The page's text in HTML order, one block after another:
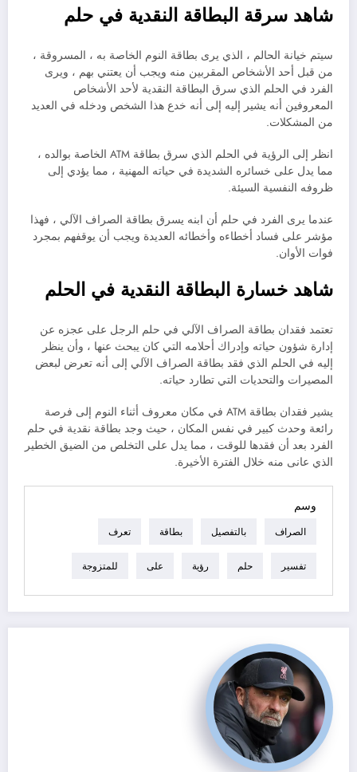
شاهد سرقة البطاقة النقدية في حلم
سيتم خيانة الحالم ، الذي يرى بطاقة النوم الخاصة به ، المسروقة ،
من قبل أحد الأشخاص المقربين منه ويجب أن يعتني بهم ، ويرى
الفرد في الحلم الذي سرق البطاقة النقدية لأحد الأشخاص
المعروفين أنه يشير إليه إلى أنه خدع هذا الشخص ودخله في العديد
من المشكلات.
انظر إلى الرؤية في الحلم الذي سرق بطاقة ATM الخاصة بوالده ،
مما يدل على خسائره الشديدة في حياته المهنية ، مما يؤدي إلى
ظروفه النفسية السيئة.
عندما يرى الفرد في حلم أن ابنه يسرق بطاقة الصراف الآلي ، فهذا
مؤشر على فساد أخطاءه وأخطائه العديدة ويجب أن يوقفهم بمجرد
فوات الأوان.
شاهد خسارة البطاقة النقدية في الحلم
تعتمد فقدان بطاقة الصراف الآلي في حلم الرجل على عجزه عن
إدارة شؤون حياته وإدراك أحلامه التي كان يبحث عنها ، وأن ينظر
إليه في الحلم الذي فقد بطاقة الصراف الآلي إلى أنه تعرض لبعض
المصيرات والتحديات التي تطارد حياته.
يشير فقدان بطاقة ATM في مكان معروف أثناء النوم إلى فرصة
رائعة وحدث كبير في نفس المكان ، حيث وجد بطاقة نقدية في حلم
الفرد بعد أن فقدها للوقت ، مما يدل على التخلص من الضيق الخطير
الذي عانى منه خلال الفترة الأخيرة.
وسم
الصراف بالتفصيل بطاقة تعرف
تفسير حلم رؤية على للمتزوجة